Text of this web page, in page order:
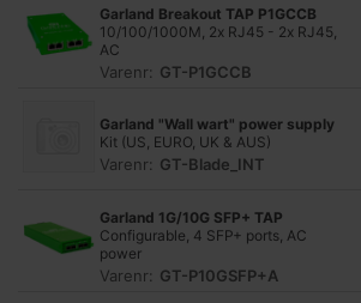
Garland Breakout TAP P1GCCB
10/100/1000M, 2x RJ45 - 2x RJ45,
AC
Varenr: GT-P1GCCB
Garland "Wall wart" power supply
Kit (US, EURO, UK & AUS)
Varenr: GT-Blade_INT
Garland 1G/10G SFP+ TAP
Configurable, 4 SFP+ ports, AC
power
Varenr: GT-P10GSFP+A